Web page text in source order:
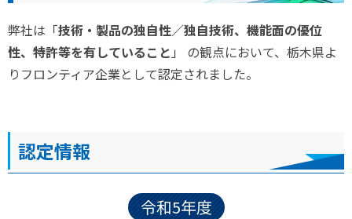
弊社は「技術・製品の独自性／独自技術、機能面の優位
性、特許等を有していること 」 の観点において、栃木県よ
りフロンティア企業として認定されました。
認定情報
令和5年度